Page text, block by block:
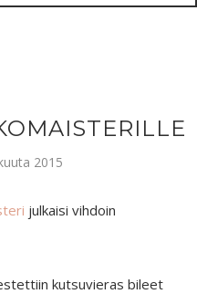
2015
julkaisi vihdoin
kutsuvieras bileet